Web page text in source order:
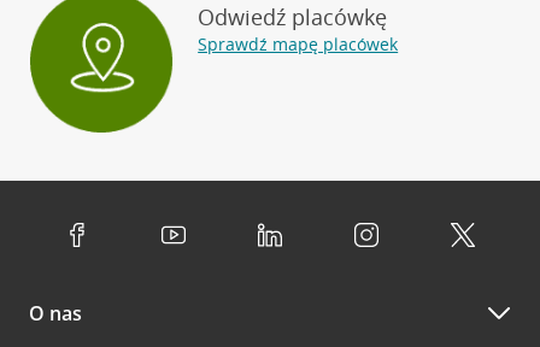
Odwiedź placówkę
Sprawdź mapę placówek
O nas